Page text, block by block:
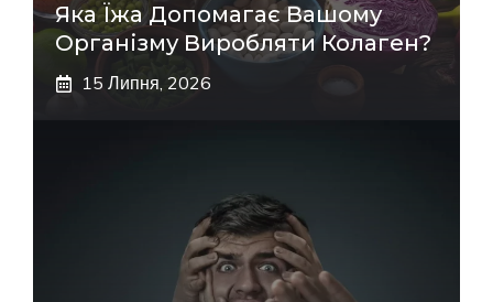
Яка Їжа Допомагає Вашому
Організму Виробляти Колаген?
15 Липня, 2026